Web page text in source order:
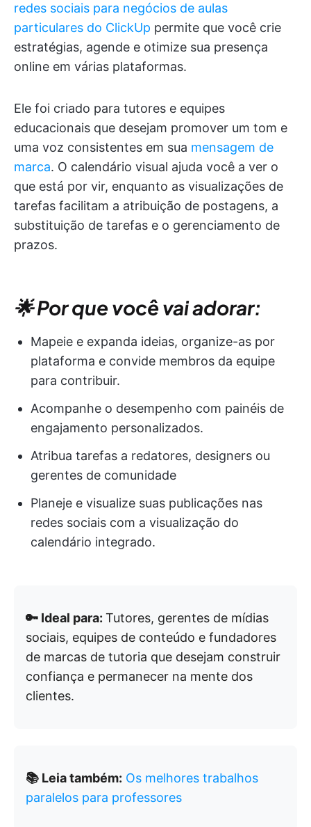
redes sociais para negócios de aulas
particulares do ClickUp permite que você crie
estratégias, agende e otimize sua presença
online em várias plataformas.
Ele foi criado para tutores e equipes
educacionais que desejam promover um tom e
uma voz consistentes em sua mensagem de
marca. O calendário visual ajuda você a ver o
que está por vir, enquanto as visualizações de
tarefas facilitam a atribuição de postagens, a
substituição de tarefas e o gerenciamento de
prazos.
🌟 Por que você vai adorar:
Mapeie e expanda ideias, organize-as por
plataforma e convide membros da equipe
para contribuir.
Acompanhe o desempenho com painéis de
engajamento personalizados.
Atribua tarefas a redatores, designers ou
gerentes de comunidade
Planeje e visualize suas publicações nas
redes sociais com a visualização do
calendário integrado.
🔑 Ideal para: Tutores, gerentes de mídias
sociais, equipes de conteúdo e fundadores
de marcas de tutoria que desejam construir
confiança e permanecer na mente dos
clientes.
📚 Leia também: Os melhores trabalhos
paralelos para professores